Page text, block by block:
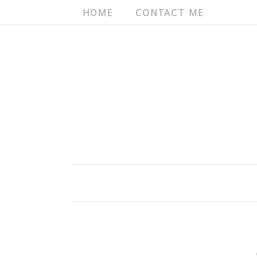
HOME CONTACT ME